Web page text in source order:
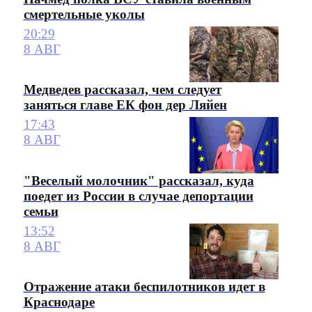
смертельные уколы
20:29
8 АВГ
Медведев рассказал, чем следует
заняться главе ЕК фон дер Ляйен
17:43
8 АВГ
"Веселый молочник" рассказал, куда
поедет из России в случае депортации
семьи
13:52
8 АВГ
Отражение атаки беспилотников идет в
Краснодаре